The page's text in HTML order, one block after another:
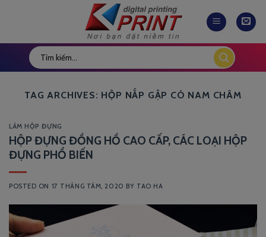
TAG ARCHIVES: HỘP NẮP GẬP CÓ NAM CHÂM
LÀM HỘP ĐỰNG
HỘP ĐỰNG ĐỒNG HỒ CAO CẤP, CÁC LOẠI HỘP
ĐỰNG PHỔ BIẾN
POSTED ON 17 THÁNG TÁM, 2020 BY TAO HA